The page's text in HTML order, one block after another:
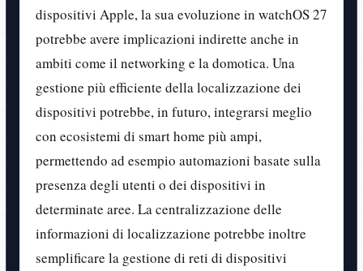
dispositivi Apple, la sua evoluzione in watchOS 27
potrebbe avere implicazioni indirette anche in
ambiti come il networking e la domotica. Una
gestione più efficiente della localizzazione dei
dispositivi potrebbe, in futuro, integrarsi meglio
con ecosistemi di smart home più ampi,
permettendo ad esempio automazioni basate sulla
presenza degli utenti o dei dispositivi in
determinate aree. La centralizzazione delle
informazioni di localizzazione potrebbe inoltre
semplificare la gestione di reti di dispositivi